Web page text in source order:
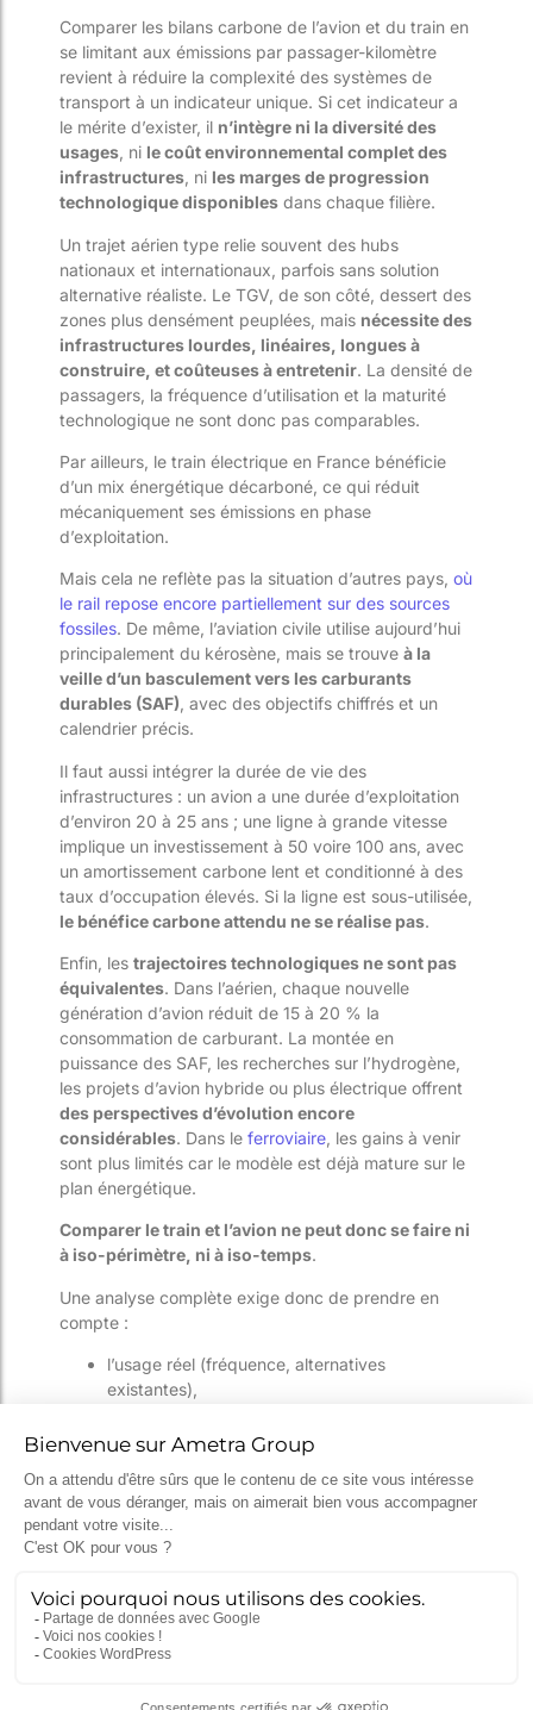
Comparer les bilans carbone de l’avion et du train en
se limitant aux émissions par passager-kilomètre
revient à réduire la complexité des systèmes de
transport à un indicateur unique. Si cet indicateur a
le mérite d’exister, il n’intègre ni la diversité des
usages , ni le coût environnemental complet des
infrastructures , ni les marges de progression
technologique disponibles dans chaque filière.
Un trajet aérien type relie souvent des hubs
nationaux et internationaux, parfois sans solution
alternative réaliste. Le TGV, de son côté, dessert des
zones plus densément peuplées, mais nécessite des
infrastructures lourdes, linéaires, longues à
construire, et coûteuses à entretenir. La densité de
passagers, la fréquence d’utilisation et la maturité
technologique ne sont donc pas comparables.
Par ailleurs, le train électrique en France bénéficie
d’un mix énergétique décarboné, ce qui réduit
mécaniquement ses émissions en phase
d’exploitation.
Mais cela ne reflète pas la situation d’autres pays, où
le rail repose encore partiellement sur des sources
fossiles. De même, l’aviation civile utilise aujourd’hui
principalement du kérosène, mais se trouve à la
veille d’un basculement vers les carburants
durables (SAF) , avec des objectifs chiffrés et un
calendrier précis.
Il faut aussi intégrer la durée de vie des
infrastructures : un avion a une durée d’exploitation
d’environ 20 à 25 ans ; une ligne à grande vitesse
implique un investissement à 50 voire 100 ans, avec
un amortissement carbone lent et conditionné à des
taux d’occupation élevés. Si la ligne est sous-utilisée,
le bénéfice carbone attendu ne se réalise pas.
Enfin, les trajectoires technologiques ne sont pas
équivalentes. Dans l’aérien, chaque nouvelle
génération d’avion réduit de 15 à 20 % la
consommation de carburant. La montée en
puissance des SAF, les recherches sur l’hydrogène,
les projets d’avion hybride ou plus électrique offrent
des perspectives d’évolution encore
considérables. Dans le ferroviaire , les gains à venir
sont plus limités car le modèle est déjà mature sur le
plan énergétique.
Comparer le train et l’avion ne peut donc se faire ni
à iso-périmètre, ni à iso-temps.
Une analyse complète exige donc de prendre en
compte :
l’usage réel (fréquence, alternatives
existantes),
entretien, démantèlement),
non uniquement les performances actuelles).
Et les autres modes
de transport ?
S’il est courant de comparer le train à l’avion, il est
également important de rappeler que